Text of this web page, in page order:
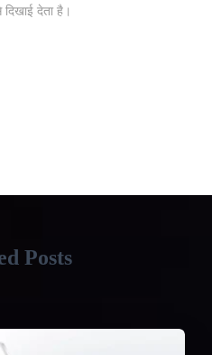
देता है।
Posts